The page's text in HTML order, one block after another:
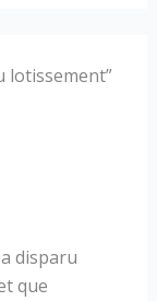
lotissement”
disparu
que